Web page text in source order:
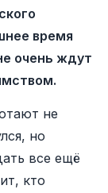
время
очень ждут
не
но
все ещё
кто